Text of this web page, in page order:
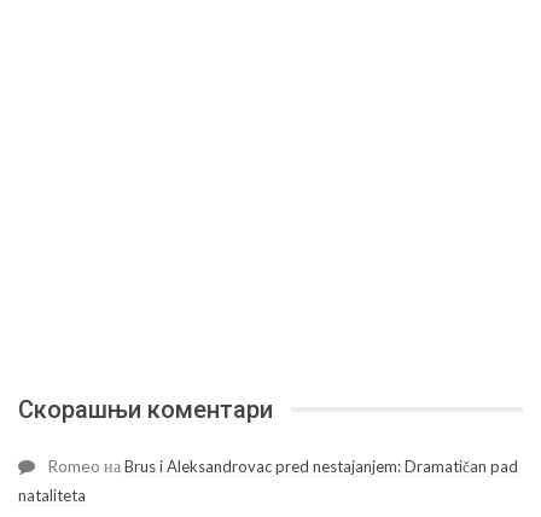
Скорашњи коментари
Romeo наBrus i Aleksandrovac pred nestajanjem: Dramatičan pad
nataliteta